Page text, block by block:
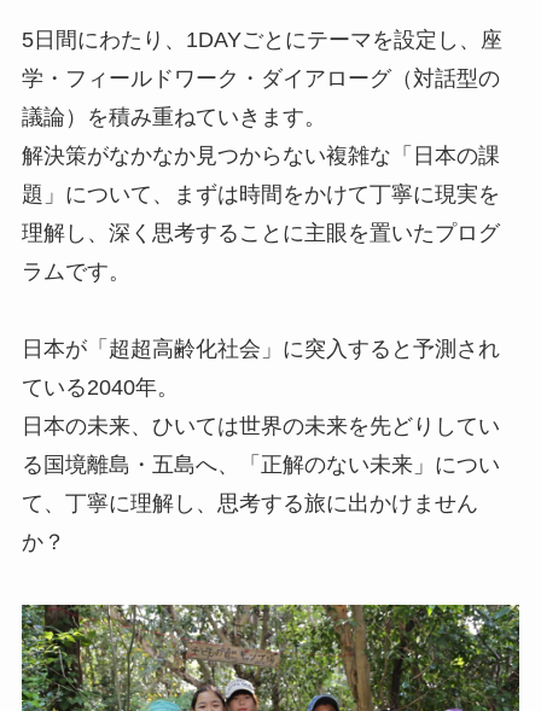
5日間にわたり、1DAYごとにテーマを設定し、座
学・フィールドワーク・ダイアローグ（対話型の
議論）を積み重ねていきます。
解決策がなかなか見つからない複雑な「日本の課
題」について、まずは時間をかけて丁寧に現実を
理解し、深く思考することに主眼を置いたプログ
ラムです。
日本が「超超高齢化社会」に突入すると予測され
ている2040年。
日本の未来、ひいては世界の未来を先どりしてい
る国境離島・五島へ、「正解のない未来」につい
て、丁寧に理解し、思考する旅に出かけません
か？